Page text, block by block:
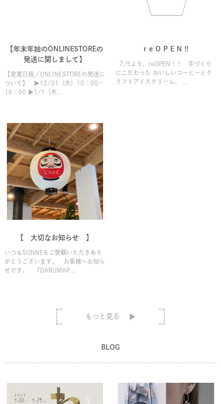
【年末年始のONLINESTOREの
発送に関しまして】
【営業日程／ONLINESTOREの発送に
ついて】 ▶12/31（水）10：00－
16：00 ▶1/1（木...
r e O P E N !!
7/5より、reOPEN！！ 手づくり
にこだわった おいしいコーヒーとク
ラフトアイスクリーム。 ...
【 大切なお知らせ 】
いつもSONNEをご愛顧いただきあり
がとうございます。 お客様へお知ら
せです。 『DARUMAP...
もっと見る
BLOG